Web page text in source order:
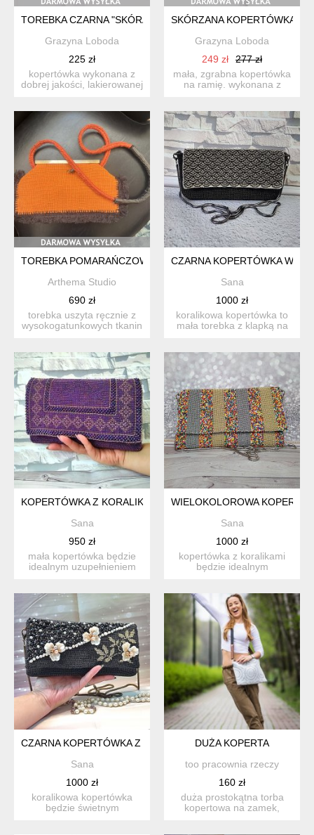
TOREBKA CZARNA "SKÓRA WĘŻA" - HANDMADE 100% SKÓRA
Grazyna Loboda
225 zł
kopertówka wykonana z
dobrej jakości, lakierowanej
SKÓRZANA KOPERTÓWKA
Grazyna Loboda
249 zł
277 zł
mała, zgrabna kopertówka
na ramię. wykonana z
TOREBKA POMARAŃCZOWA VERA NA RAMIĘ
Arthema Studio
690 zł
torebka uszyta ręcznie z
wysokogatunkowych tkanin
CZARNA KOPERTÓWKA
Sana
1000 zł
koralikowa kopertówka to
mała torebka z klapką na
KOPERTÓWKA Z KORALIKAMI FIOLETOWA Z KLAPKĄ MAŁA
Sana
950 zł
mała kopertówka będzie
idealnym uzupełnieniem
WIELOKOLOROWA
Sana
1000 zł
kopertówka z koralikami
będzie idealnym
CZARNA KOPERTÓWKA Z KORALIKAMI
Sana
1000 zł
koralikowa kopertówka
będzie świetnym
DUŻA KOPERTA
too pracownia rzeczy
160 zł
duża prostokątna torba
kopertowa na zamek,